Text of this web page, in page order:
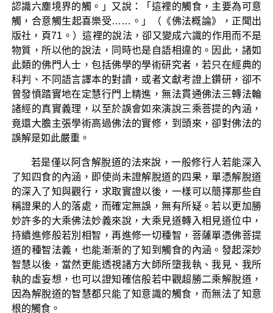
認識六塵境界的觸。」又說：「這裡的觸食，主要為可意
觸，合意觸生起喜樂受……。」（《佛法概論》，正聞出
版社，頁71。）這裡的說法，卻又變成六識的作用而不是
物質，所以他的說法，同時也是自語相違的。因此，諸如
此類的佛門人士，包括佛學的學術研究者，若只在經典的
科判、不同語言譯本的對讀，或者文獻考證上鑽研，卻不
曾發憤踏實地在定慧行門上精進，無法貫通佛法三轉法輪
諸經的真實義理，以至於誤會如來演說三乘菩提的內涵，
竟還大膽主張學術高過佛法的實修，到頭來，卻對佛法的
誤解是如此嚴重。
若是僅以阿含解脫道的法來說，一般修行人若能深入
了知四食的內涵，即使尚未證解脫道的四果，單憑解脫道
的深入了知與觀行，求取實證以後，一樣可以簡擇那些自
稱證果的人的落處，而確定無誤，無有所疑。若以更加勝
妙許多的大乘佛法妙義來說，大乘見道轉入相見道位中，
持續進修般若別相智，再進修一切種智，菩薩單憑佛菩提
道的種智法義，也能漸漸的了知到觸食的內涵。發起深妙
智慧以後，當然更能透視諸方大師所墮我執、我見、我所
執的虛妄想，也可以證知確信般若中觀超勝二乘解脫道，
因為解脫道的智慧都只能了知意識的觸食，而無法了知意
根的觸食。